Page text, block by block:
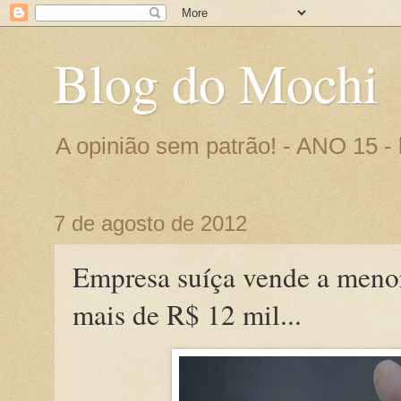
Blog do Mochi
A opinião sem patrão! - ANO 15
7 de agosto de 2012
Empresa suíça vende a
mais de R$ 12 mil...